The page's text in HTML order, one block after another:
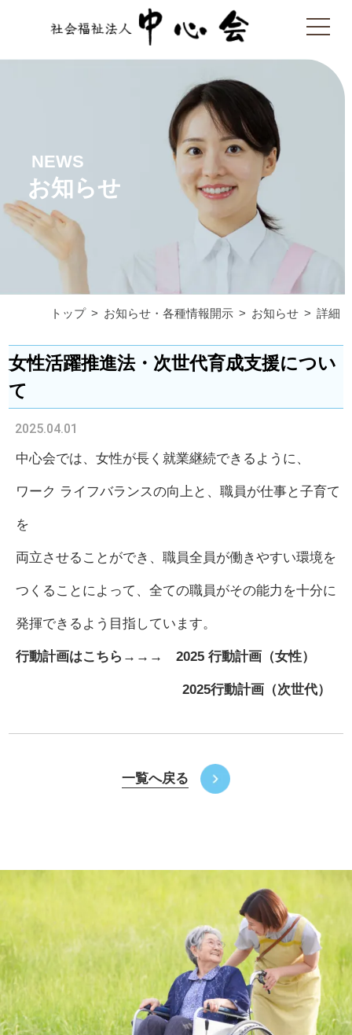
NEWS
お知らせ
トップ お知らせ・各種情報開示 お知らせ 詳細
女性活躍推進法・次世代育成支援につい
て
2025.04.01
中心会では、女性が長く就業継続できるように、
ワーク ライフバランスの向上と、職員が仕事と子育て
を
両立させることができ、職員全員が働きやすい環境を
つくることによって、全ての職員がその能力を十分に
発揮できるよう目指しています。
行動計画はこちら→→→ 2025 行動計画（女性）
2025行動計画（次世代）
一覧へ戻る